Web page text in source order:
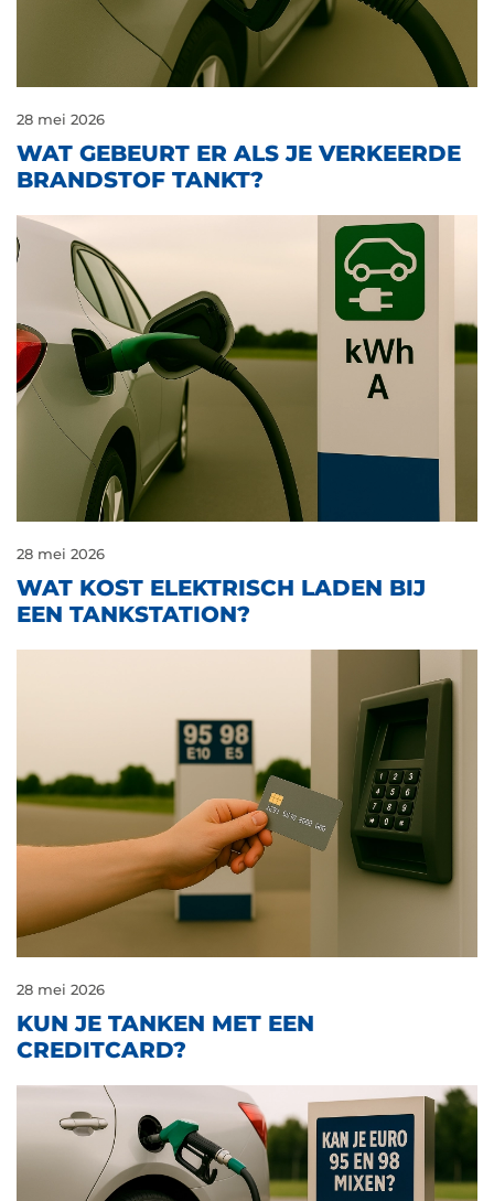
28 mei 2026
WAT GEBEURT ER ALS JE VERKEERDE
BRANDSTOF TANKT?
28 mei 2026
WAT KOST ELEKTRISCH LADEN BIJ
EEN TANKSTATION?
28 mei 2026
KUN JE TANKEN MET EEN
CREDITCARD?